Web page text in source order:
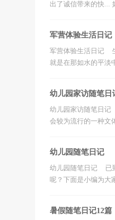
出了诚信带来的快...
军营体验生活日记
军营体验生活日记
就是在那如水的平淡
幼儿园家访随笔日
幼儿园家访随笔日记
会较为流行的一种文
幼儿园随笔日记
幼儿园随笔日记 已
呢？下面是小编为大
暑假随笔日记12篇